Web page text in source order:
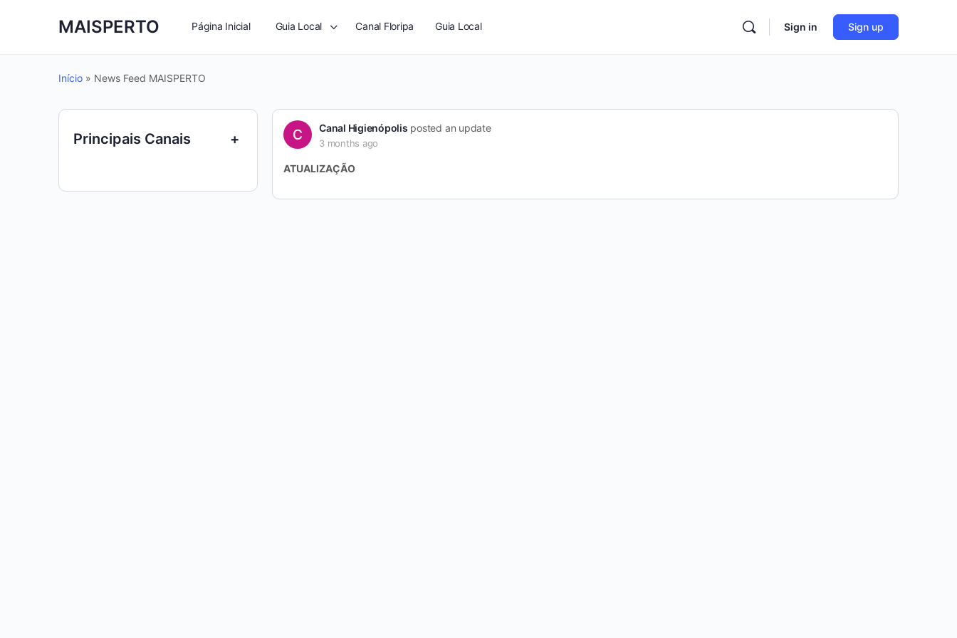
MAISPERTO Página Inicial Guia Local Canal Floripa Guia Local Sign in Sign up
Início » News Feed MAISPERTO
Canal Higienópolis posted an update
3 months ago
ATUALIZAÇÃO
Principais Canais +